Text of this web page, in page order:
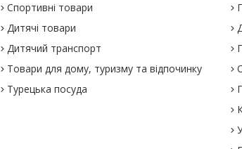
Спортивні товари
Дитячі товари
Дитячий транспорт
Товари для дому, туризму та відпочинку
Турецька посуда